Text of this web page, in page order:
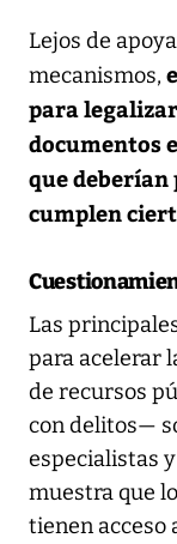
Lejos de
mecanismos,
para
documentos
que
cumplen
Las
para acelerar
de recursos
con delitos—
especialistas
muestra que
tienen acceso